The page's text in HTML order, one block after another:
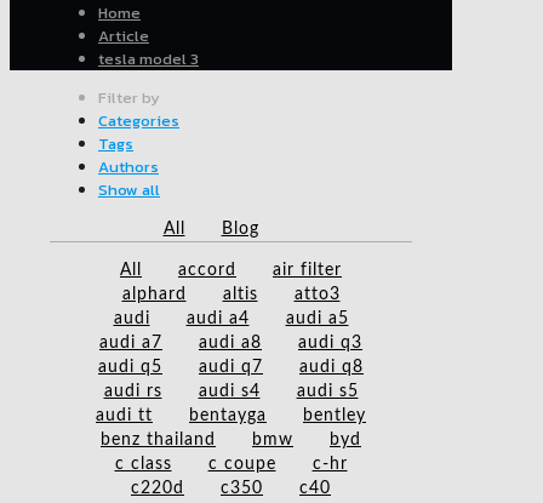
Home
Article
tesla model 3
Filter by
Categories
Tags
Authors
Show all
All Blog
All accord
air filter
alphard
altis
atto3
audi
audi a4
audi a5
audi a7
audi a8
audi q3
audi q5
audi q7
audi q8
audi rs
audi s4
audi s5
audi tt
bentayga
bentley
benz thailand
bmw
byd
c class
c coupe
c-hr
c220d
c350
c40